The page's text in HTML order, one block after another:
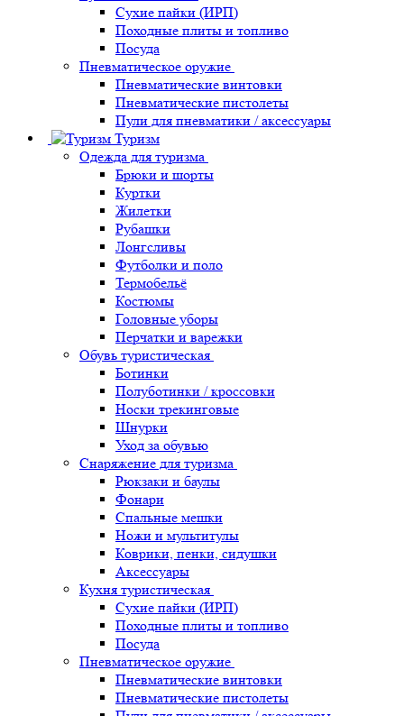
Сухие пайки (ИРП)
Походные плиты и топливо
Посуда
Пневматическое оружие
Пневматические винтовки
Пневматические пистолеты
Пули для пневматики / аксессуары
Туризм
Одежда для туризма
Брюки и шорты
Куртки
Жилетки
Рубашки
Лонгсливы
Футболки и поло
Термобельё
Костюмы
Головные уборы
Перчатки и варежки
Обувь туристическая
Ботинки
Полуботинки / кроссовки
Носки трекинговые
Шнурки
Уход за обувью
Снаряжение для туризма
Рюкзаки и баулы
Фонари
Спальные мешки
Ножи и мультитулы
Коврики, пенки, сидушки
Аксессуары
Кухня туристическая
Сухие пайки (ИРП)
Походные плиты и топливо
Посуда
Пневматическое оружие
Пневматические винтовки
Пневматические пистолеты